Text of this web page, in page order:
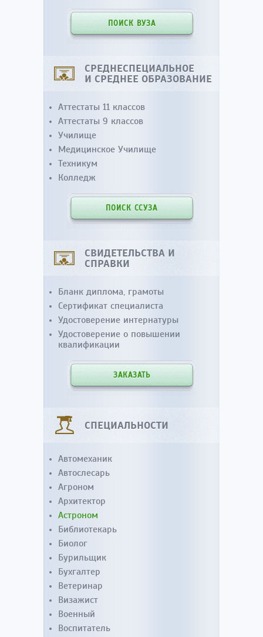
ПОИСК ВУЗА
СРЕДНЕСПЕЦИАЛЬНОЕ
И СРЕДНЕЕ ОБРАЗОВАНИЕ
Аттестаты 11 классов
Аттестаты 9 классов
Училище
Медицинское Училище
Техникум
Колледж
ПОИСК ССУЗА
СВИДЕТЕЛЬСТВА И
СПРАВКИ
Бланк диплома, грамоты
Сертификат специалиста
Удостоверение интернатуры
Удостоверение о повышении
квалификации
ЗАКАЗАТЬ
СПЕЦИАЛЬНОСТИ
Автомеханик
Автослесарь
Агроном
Архитектор
Астроном
Библиотекарь
Биолог
Бурильщик
Бухгалтер
Ветеринар
Визажист
Военный
Воспитатель